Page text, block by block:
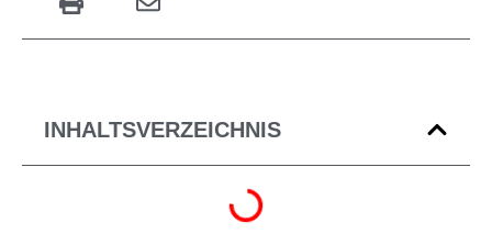
INHALTSVERZEICHNIS